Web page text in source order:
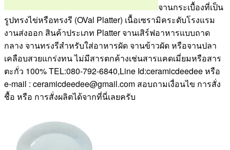
จานกระเบื้องที่เป็น
รูปทรงไข่หรือทรงรี (OVal Platter) เนื้อเซรามิคระดับโรงแรม
งานส่งออก สินค้าประเภท Platter จานเสิร์ฟอาหารแบบถาด
กลาง จานทรงรีสำหรับใส่อาหารผัด จานข้าวผัด หรือจานปลา
เคลือบสวยแกร่งทน ไม่มีสารตกค้างเช่นสารแคดเมี่ยมหรือสาร
ตะกั่ว 100% TEL:080-792-6840,Line Id:ceramicdeedee หรือ
e-mail : ceramicdeedee@gmail.com สอบถามเงื่อนไข การสั่ง
ชื้อ หรือ การสั่งผลิตได้จากที่นี่เลยครับ